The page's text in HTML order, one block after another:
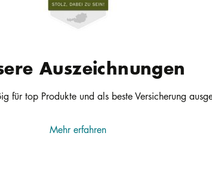
Auszeichnungen
für top Produkte und als beste Versicherung
Mehr erfahren